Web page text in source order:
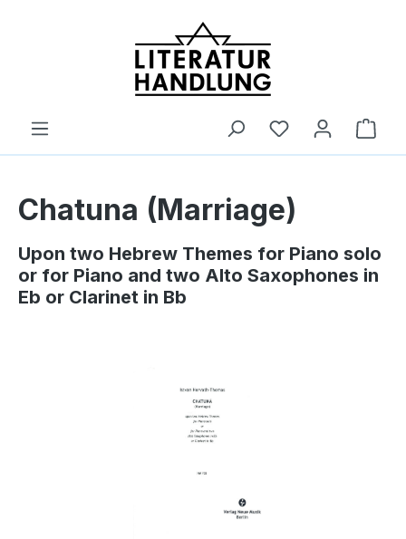
Chatuna (Marriage)
Upon two Hebrew Themes for Piano solo
or for Piano and two Alto Saxophones in
Eb or Clarinet in Bb